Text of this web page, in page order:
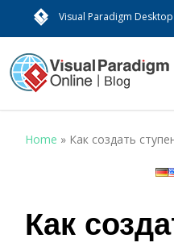
Visual Paradigm Desktop
Home » Как создать
Как